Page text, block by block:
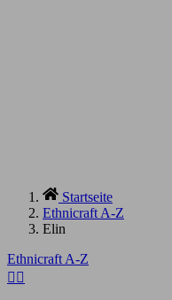
Startseite
Ethnicraft A-Z
Elin
Ethnicraft A-Z
 